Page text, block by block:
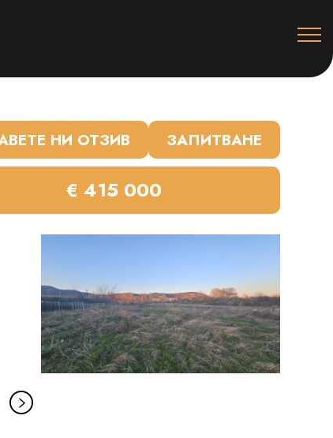
НИ ОТЗИВ ЗАПИТВАНЕ
€ 415 000